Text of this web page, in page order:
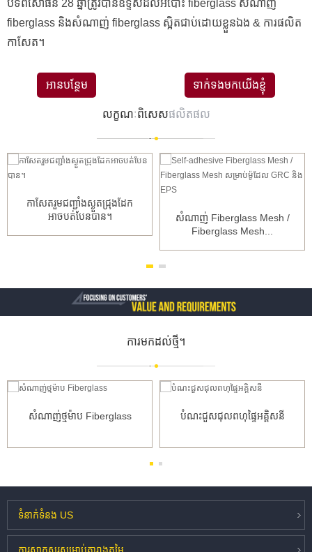
បទពិសោធន៍ 28 ឆ្នាំត្រូវបានឧទ្ទិសដល់អំបោះ fiberglass សំណាញ់
fiberglass និងសំណាញ់ fiberglass ស្អិតជាប់ដោយខ្លួនឯង & ការផលិត
កាសែត។
ទាក់ទងមកយើងខ្ញុំ
អានបន្ថែម
លក្ខណៈពិសេសផលិតផល
កាសែតរួមជញ្ជាំងស្ងួតជ្រុងដែក
អាចបត់បែនបាន។
សំណាញ់ Fiberglass Mesh /
Fiberglass Mesh...
ការមកដល់ថ្មី។
សំណាញ់ថ្មម៉ាប Fiberglass បំណះជួសជុលពហុផ្ទៃអគ្គិសនី
ទំនាក់ទំនង US